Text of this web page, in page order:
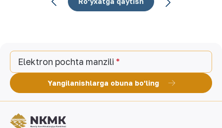
Elektron pochta manzili
Yangilanishlarga obuna bo'ling